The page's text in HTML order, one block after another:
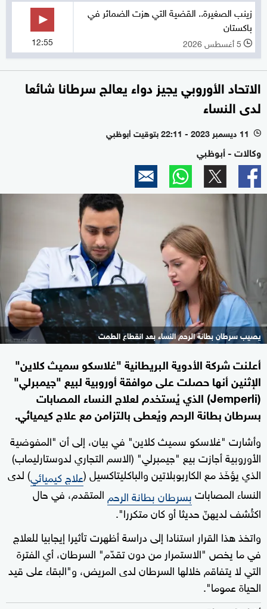
زينب الصغيرة.. القضية التي هزت الضمائر في
باكستان
l 5 أغسطس 2026 12:55
الاتحاد الأوروبي يجيز دواء يعالج سرطانا شائعا
لدى النساء
l 11 ديسمبر 2023 - 22:11 بتوقيت أبوظبي
وكالات - أبوظبي
يصيب سرطان بطانة الرحم النساء بعد انقطاع الطمث
أعلنت شركة الأدوية البريطانية "غلاسكو سميث كلاين"
الإثنين أنها حصلت على موافقة أوروبية لبيع "جيمبرلي"
(Jemperli) الذي يُستخدم لعلاج النساء المصابات
بسرطان بطانة الرحم ويُعطى بالتزامن مع علاج كيميائي.
وأشارت "غلاسكو سميث كلاين" في بيان، إلى أن "المفوضية
الأوروبية أجازت بيع "جيمبرلي" (الاسم التجاري لدوستارليماب)
الذي يؤخَذ مع الكاربوبلاتين والباكليتاكسيل (علاج كيميائي) لدى
النساء المصاباتبسرطان بطانة الرحم المتقدم، في حال
اكتُشف لديهنّ حديثا أو كان متكررا".
واتخذ هذا القرار استنادا إلى دراسة أظهرت تأثيرا إيجابيا للعلاج
في ما يخص "الاستمرار من دون تقدّم" السرطان، أي الفترة
التي لا يتفاقم خلالها السرطان لدى المريض، و"البقاء على قيد
الحياة عموما".